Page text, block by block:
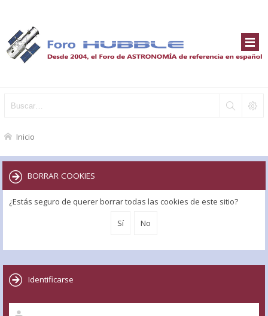
Inicio
BORRAR COOKIES
¿Estás seguro de querer borrar todas las cookies de este sitio?
Identificarse